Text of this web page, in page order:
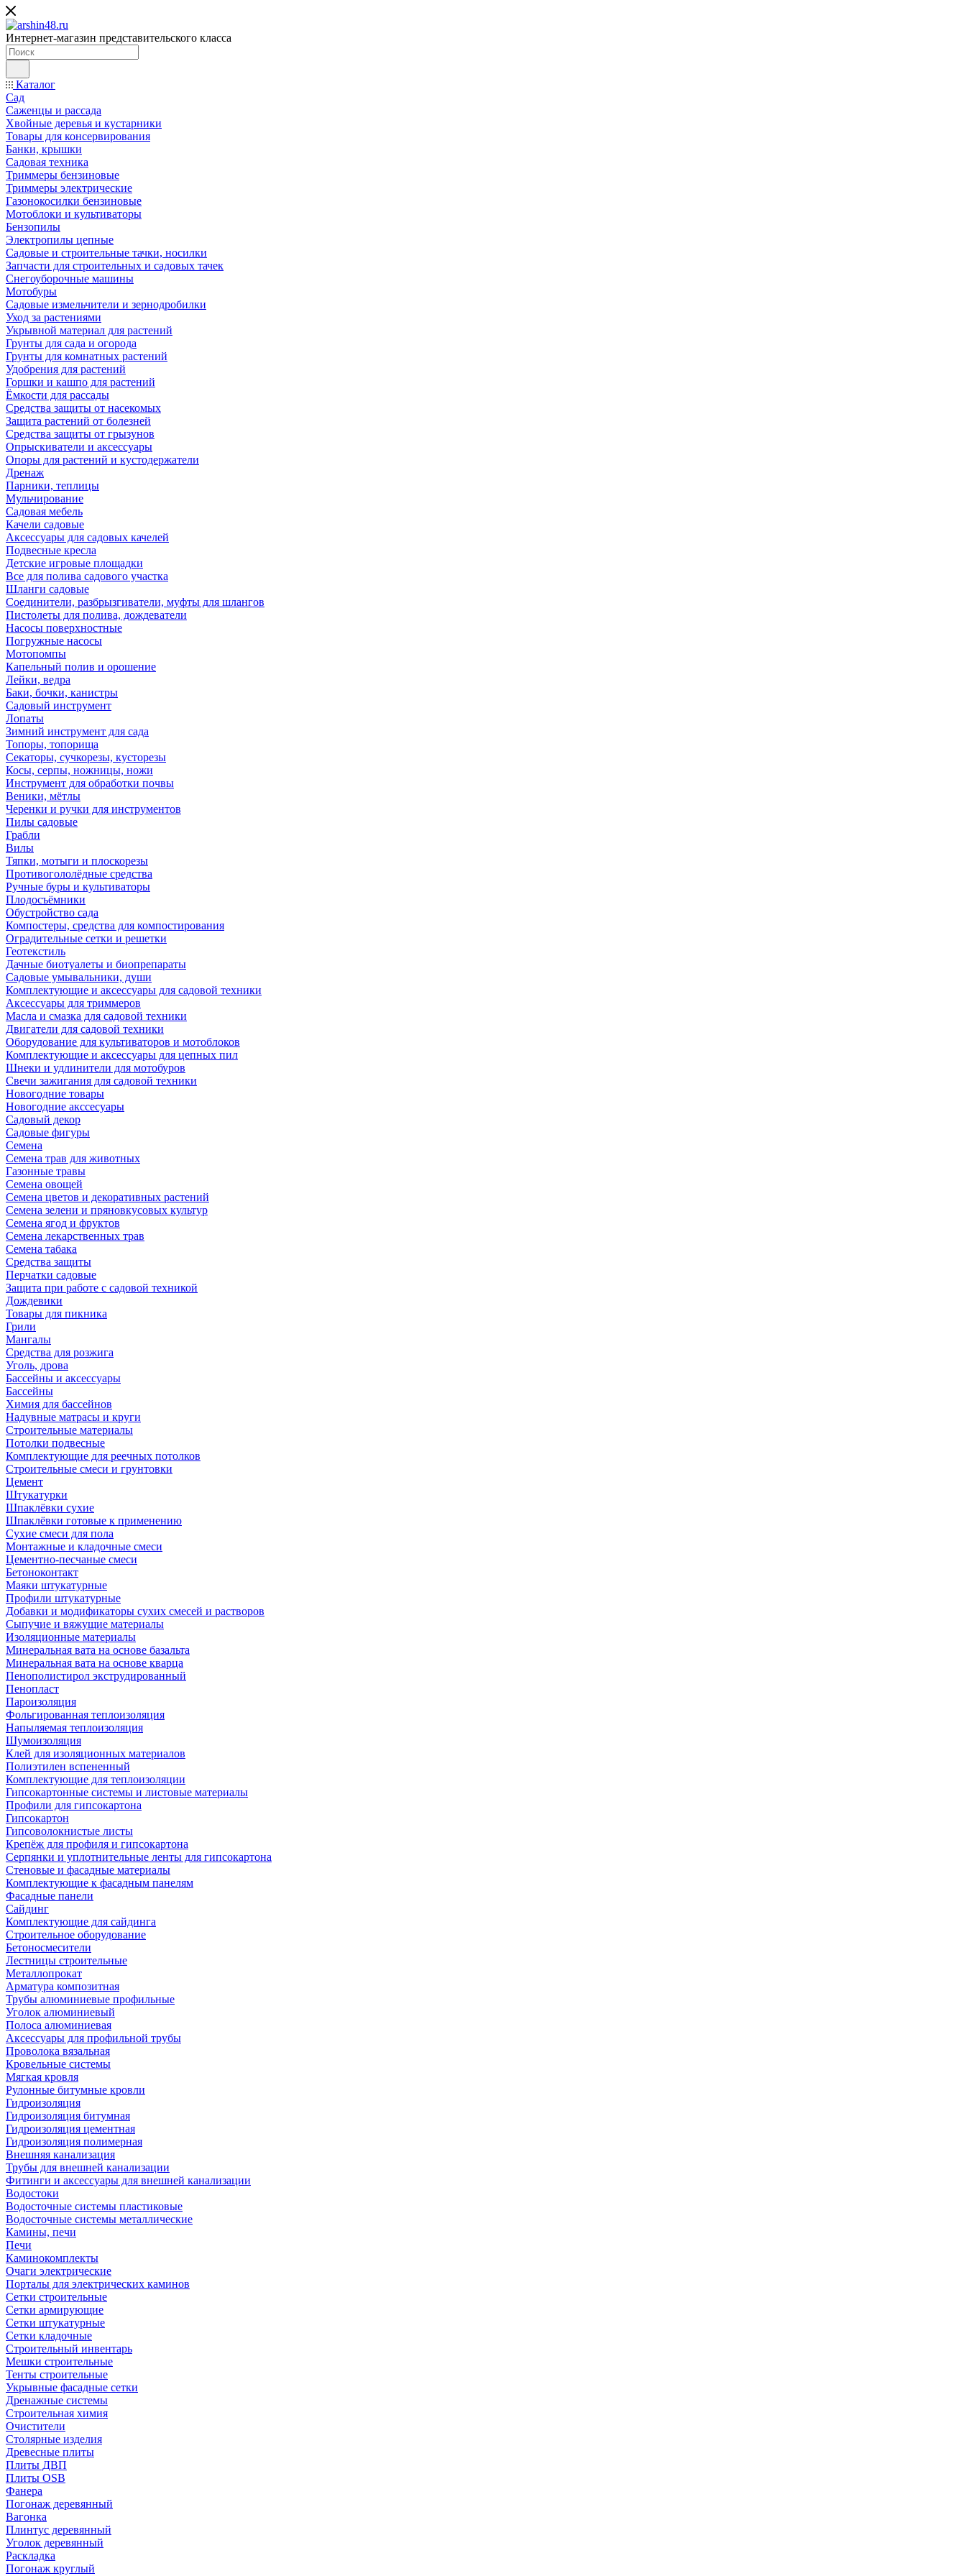
Интернет-магазин представительского класса
Каталог
Сад
Саженцы и рассада
Хвойные деревья и кустарники
Товары для консервирования
Банки, крышки
Садовая техника
Триммеры бензиновые
Триммеры электрические
Газонокосилки бензиновые
Мотоблоки и культиваторы
Бензопилы
Электропилы цепные
Садовые и строительные тачки, носилки
Запчасти для строительных и садовых тачек
Снегоуборочные машины
Мотобуры
Садовые измельчители и зернодробилки
Уход за растениями
Укрывной материал для растений
Грунты для сада и огорода
Грунты для комнатных растений
Удобрения для растений
Горшки и кашпо для растений
Ёмкости для рассады
Средства защиты от насекомых
Защита растений от болезней
Средства защиты от грызунов
Опрыскиватели и аксессуары
Опоры для растений и кустодержатели
Дренаж
Парники, теплицы
Мульчирование
Садовая мебель
Качели садовые
Аксессуары для садовых качелей
Подвесные кресла
Детские игровые площадки
Все для полива садового участка
Шланги садовые
Соединители, разбрызгиватели, муфты для шлангов
Пистолеты для полива, дождеватели
Насосы поверхностные
Погружные насосы
Мотопомпы
Капельный полив и орошение
Лейки, ведра
Баки, бочки, канистры
Садовый инструмент
Лопаты
Зимний инструмент для сада
Топоры, топорища
Секаторы, сучкорезы, кусторезы
Косы, серпы, ножницы, ножи
Инструмент для обработки почвы
Веники, мётлы
Черенки и ручки для инструментов
Пилы садовые
Грабли
Вилы
Тяпки, мотыги и плоскорезы
Противогололёдные средства
Ручные буры и культиваторы
Плодосъёмники
Обустройство сада
Компостеры, средства для компостирования
Оградительные сетки и решетки
Геотекстиль
Дачные биотуалеты и биопрепараты
Садовые умывальники, души
Комплектующие и аксессуары для садовой техники
Аксессуары для триммеров
Масла и смазка для садовой техники
Двигатели для садовой техники
Оборудование для культиваторов и мотоблоков
Комплектующие и аксессуары для цепных пил
Шнеки и удлинители для мотобуров
Свечи зажигания для садовой техники
Новогодние товары
Новогодние акссесуары
Садовый декор
Садовые фигуры
Семена
Семена трав для животных
Газонные травы
Семена овощей
Семена цветов и декоративных растений
Семена зелени и пряновкусовых культур
Семена ягод и фруктов
Семена лекарственных трав
Семена табака
Средства защиты
Перчатки садовые
Защита при работе с садовой техникой
Дождевики
Товары для пикника
Грили
Мангалы
Средства для розжига
Уголь, дрова
Бассейны и аксессуары
Бассейны
Химия для бассейнов
Надувные матрасы и круги
Строительные материалы
Потолки подвесные
Комплектующие для реечных потолков
Строительные смеси и грунтовки
Цемент
Штукатурки
Шпаклёвки сухие
Шпаклёвки готовые к применению
Сухие смеси для пола
Монтажные и кладочные смеси
Цементно-песчаные смеси
Бетоноконтакт
Маяки штукатурные
Профили штукатурные
Добавки и модификаторы сухих смесей и растворов
Сыпучие и вяжущие материалы
Изоляционные материалы
Минеральная вата на основе базальта
Минеральная вата на основе кварца
Пенополистирол экструдированный
Пенопласт
Пароизоляция
Фольгированная теплоизоляция
Напыляемая теплоизоляция
Шумоизоляция
Клей для изоляционных материалов
Полиэтилен вспененный
Комплектующие для теплоизоляции
Гипсокартонные системы и листовые материалы
Профили для гипсокартона
Гипсокартон
Гипсоволокнистые листы
Крепёж для профиля и гипсокартона
Серпянки и уплотнительные ленты для гипсокартона
Стеновые и фасадные материалы
Комплектующие к фасадным панелям
Фасадные панели
Сайдинг
Комплектующие для сайдинга
Строительное оборудование
Бетоносмесители
Лестницы строительные
Металлопрокат
Арматура композитная
Трубы алюминиевые профильные
Уголок алюминиевый
Полоса алюминиевая
Аксессуары для профильной трубы
Проволока вязальная
Кровельные системы
Мягкая кровля
Рулонные битумные кровли
Гидроизоляция
Гидроизоляция битумная
Гидроизоляция цементная
Гидроизоляция полимерная
Внешняя канализация
Трубы для внешней канализации
Фитинги и аксессуары для внешней канализации
Водостоки
Водосточные системы пластиковые
Водосточные системы металлические
Камины, печи
Печи
Каминокомплекты
Очаги электрические
Порталы для электрических каминов
Сетки строительные
Сетки армирующие
Сетки штукатурные
Сетки кладочные
Строительный инвентарь
Мешки строительные
Тенты строительные
Укрывные фасадные сетки
Дренажные системы
Строительная химия
Очистители
Столярные изделия
Древесные плиты
Плиты ДВП
Плиты OSB
Фанера
Погонаж деревянный
Вагонка
Плинтус деревянный
Уголок деревянный
Раскладка
Погонаж круглый